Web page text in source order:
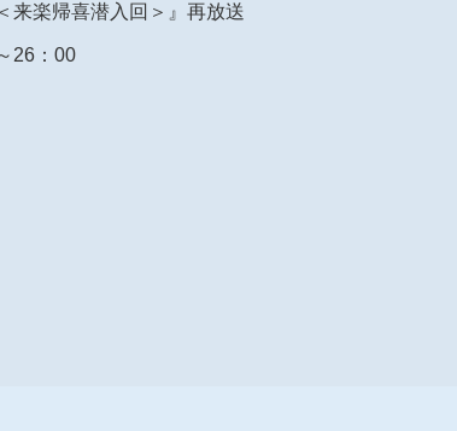
＜来楽帰喜潜入回＞』再放送
26：00